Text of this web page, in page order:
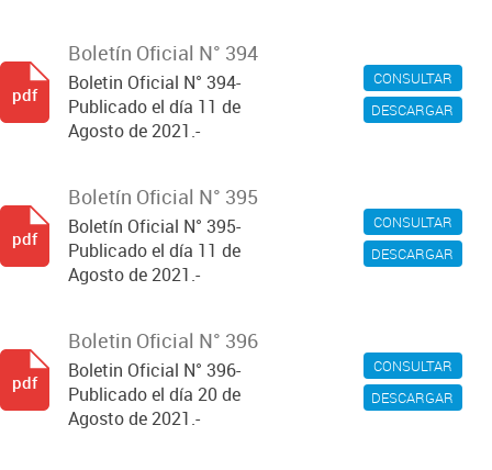
CONSULTAR
DESCARGAR
Boletín Oficial N° 394
Boletin Oficial N° 394-
Publicado el día 11 de
Agosto de 2021.-
pdf
CONSULTAR
DESCARGAR
Boletín Oficial N° 395
Boletín Oficial N° 395-
Publicado el día 11 de
Agosto de 2021.-
pdf
CONSULTAR
DESCARGAR
Boletin Oficial N° 396
Boletin Oficial N° 396-
Publicado el día 20 de
Agosto de 2021.-
pdf